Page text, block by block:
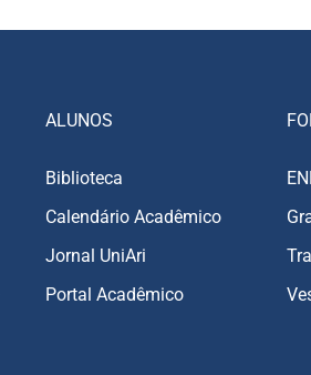
ALUNOS
Biblioteca
Calendário Acadêmico
Jornal UniAri
Portal Acadêmico